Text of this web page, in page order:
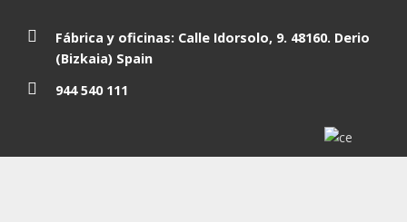
Fábrica y oficinas: Calle Idorsolo, 9. 48160. Derio
(Bizkaia) Spain
944 540 111